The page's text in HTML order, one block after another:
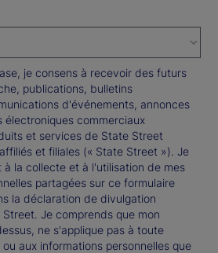
je consens à recevoir des futurs
publications, bulletins
d'événements, annonces
électroniques commerciaux
et services de State Street
et filiales (« State Street »). Je
à la collecte et à l'utilisation de mes
partagées sur ce formulaire
la déclaration de divulgation
Je comprends que mon
ne s'applique pas à toute
aux informations personnelles que